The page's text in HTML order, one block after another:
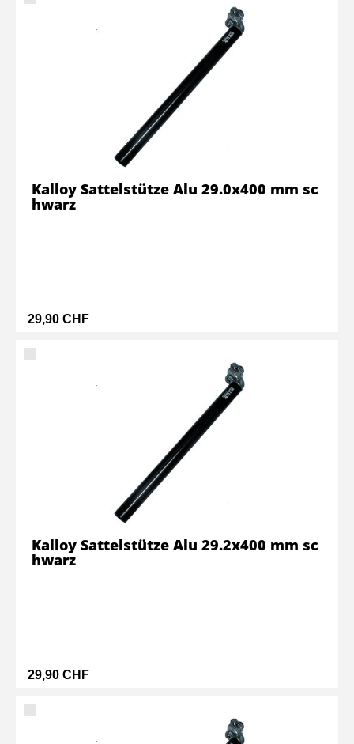
29,90 CHF
Kalloy Sattelstütze Alu 29.0x400 mm sc
hwarz
29,90 CHF
Kalloy Sattelstütze Alu 29.2x400 mm sc
hwarz